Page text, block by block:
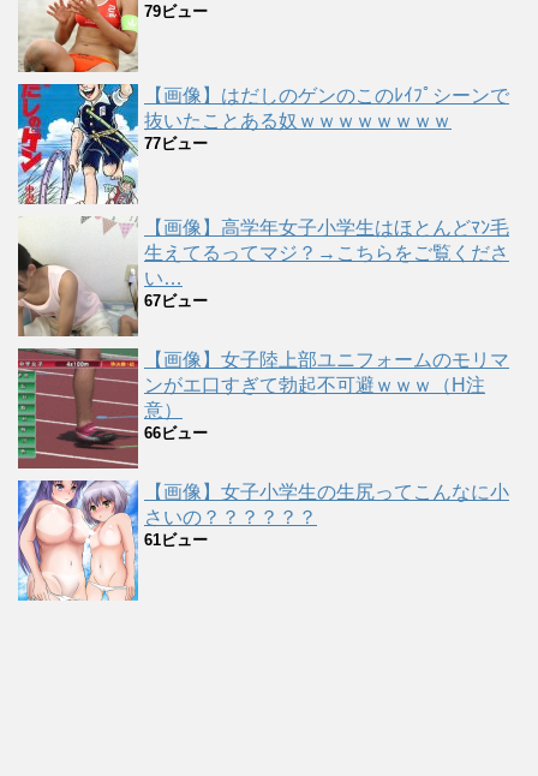
79ビュー
【画像】はだしのゲンのこのﾚｲﾌﾟシーンで
抜いたことある奴ｗｗｗｗｗｗｗｗ
77ビュー
【画像】高学年女子小学生はほとんどﾏﾝ毛
生えてるってマジ？→こちらをご覧くださ
い…
67ビュー
【画像】女子陸上部ユニフォームのモリマ
ンがエ口すぎて勃起不可避ｗｗｗ（H注
意）
66ビュー
【画像】女子小学生の生尻ってこんなに小
さいの？？？？？？
61ビュー